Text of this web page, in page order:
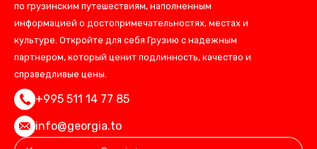
по грузинским путешествиям, наполненным
информацией о достопримечательностях, местах и
культуре. Откройте для себя Грузию с надежным
партнером, который ценит подлинность, качество и
справедливые цены.
+995 511 14 77 85
info@georgia.to